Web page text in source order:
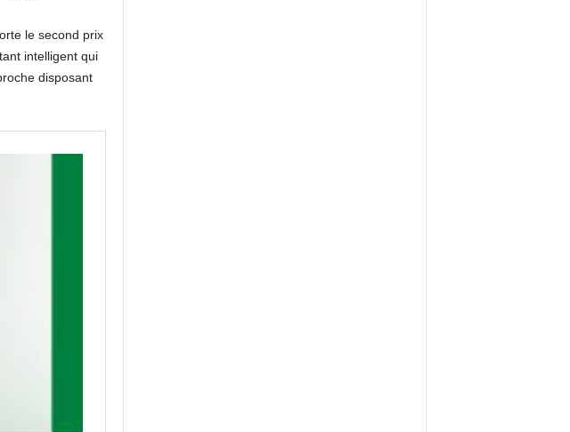
le second prix
intelligent qui
disposant